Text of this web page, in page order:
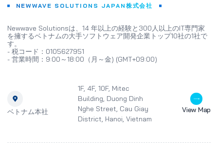
NEWWAVE SOLUTIONS JAPAN株式会社
Newwave Solutionsは、14 年以上の経験と300人以上のIT専門家
を擁するベトナムの大手ソフトウェア開発企業トップ10社の1社で
す。
- 税コード：0105627951
- 営業時間：9:00～18:00（月～金) (GMT+09:00)
ベトナム本社
1F, 4F, 10F, Mitec
Building, Duong Dinh
Nghe Street, Cau Giay
District, Hanoi, Vietnam
View Map